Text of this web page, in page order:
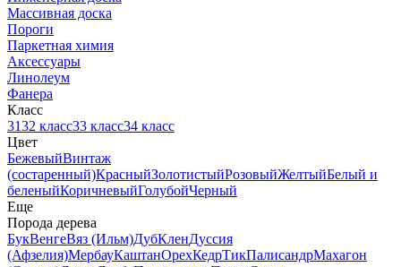
Массивная доска
Пороги
Паркетная химия
Аксессуары
Линолеум
Фанера
Класс
3132 класс33 класс34 класс
Цвет
БежевыйВинтаж
(состаренный)КрасныйЗолотистыйРозовыйЖелтыйБелый и
беленыйКоричневыйГолубойЧерный
Еще
Порода дерева
БукВенгеВяз (Ильм)ДубКленДуссия
(Афзелия)МербауКаштанОрехКедрТикПалисандрМахагон